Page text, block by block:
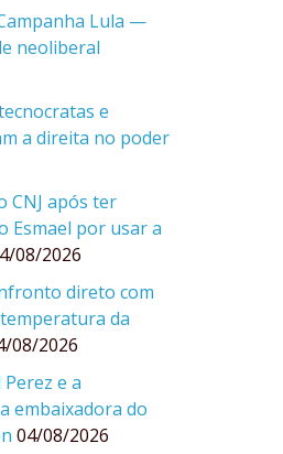
Lula —
neoliberal
e
a direita no poder
CNJ após ter
Esmael por usar a
08/2026
direto com
da
08/2026
e a
embaixadora do
04/08/2026